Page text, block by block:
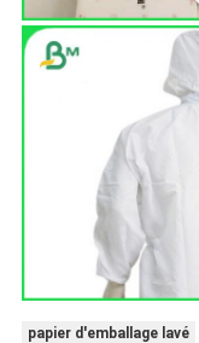
papier d'emballage lavé